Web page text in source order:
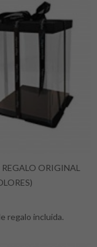
ORIGINAL
regalo incluida.